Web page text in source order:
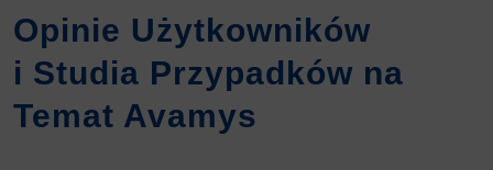
Opinie Użytkowników
i Studia Przypadków na
Temat Avamys